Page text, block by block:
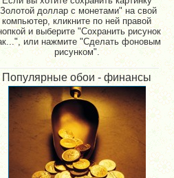
доллар с монетами" на свой
компьютер, кликните по ней правой
и выберите "Сохранить рисунок
или нажмите "Сделать фоновым
рисунком".
Популярные обои - финансы